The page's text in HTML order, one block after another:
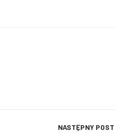
NASTĘPNY POST